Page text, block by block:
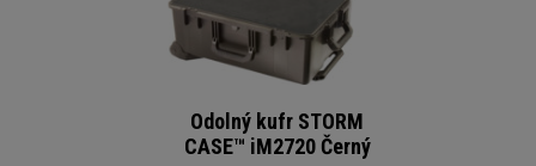
Odolný kufr STORM
CASE™ iM2720 Černý